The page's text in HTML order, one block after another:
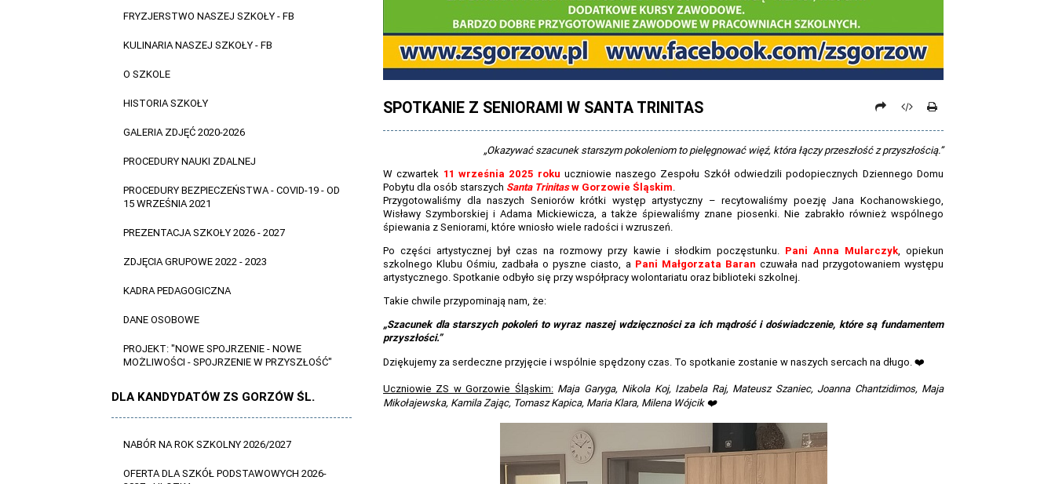
FRYZJERSTWO NASZEJ SZKOŁY - FB
KULINARIA NASZEJ SZKOŁY - FB
O SZKOLE
HISTORIA SZKOŁY
GALERIA ZDJĘĆ 2020-2026
PROCEDURY NAUKI ZDALNEJ
PROCEDURY BEZPIECZEŃSTWA - COVID-19 - OD
15 WRZEŚNIA 2021
PREZENTACJA SZKOŁY 2026 - 2027
ZDJĘCIA GRUPOWE 2022 - 2023
KADRA PEDAGOGICZNA
DANE OSOBOWE
PROJEKT: "NOWE SPOJRZENIE - NOWE
MOŻLIWOŚCI - SPOJRZENIE W PRZYSZŁOŚĆ"
DLA KANDYDATÓW ZS GORZÓW ŚL.
NABÓR NA ROK SZKOLNY 2026/2027
OFERTA DLA SZKÓŁ PODSTAWOWYCH 2026-
SPOTKANIE Z SENIORAMI W SANTA TRINITAS
„Okazywać szacunek starszym pokoleniom to pielęgnować więź, która łączy przeszłość z przyszłością.”
W czwartek 11 września 2025 roku uczniowie naszego Zespołu Szkół odwiedzili podopiecznych Dziennego Domu
Pobytu dla osób starszych Santa Trinitasw Gorzowie Śląskim.
Przygotowaliśmy dla naszych Seniorów krótki występ artystyczny – recytowaliśmy poezję Jana Kochanowskiego,
Wisławy Szymborskiej i Adama Mickiewicza, a także śpiewaliśmy znane piosenki. Nie zabrakło również wspólnego
śpiewania z Seniorami, które wniosło wiele radości i wzruszeń.
Po części artystycznej był czas na rozmowy przy kawie i słodkim poczęstunku. Pani Anna Mularczyk, opiekun
szkolnego Klubu Ośmiu, zadbała o pyszne ciasto, a Pani Małgorzata Baran czuwała nad przygotowaniem występu
artystycznego. Spotkanie odbyło się przy współpracy wolontariatu oraz biblioteki szkolnej.
Takie chwile przypominają nam, że:
„Szacunek dla starszych pokoleń to wyraz naszej wdzięczności za ich mądrość i doświadczenie, które są fundamentem
przyszłości.”
Dziękujemy za serdeczne przyjęcie i wspólnie spędzony czas. To spotkanie zostanie w naszych sercach na długo. ❤️
Uczniowie ZS w Gorzowie Śląskim: Maja Garyga, Nikola Koj, Izabela Raj, Mateusz Szaniec, Joanna Chantzidimos, Maja
Mikołajewska, Kamila Zając, Tomasz Kapica, Maria Klara, Milena Wójcik ❤️